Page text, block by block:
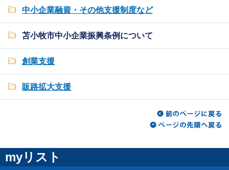
中小企業融資・その他支援制度など
苫小牧市中小企業振興条例について
創業支援
販路拡大支援
myリスト